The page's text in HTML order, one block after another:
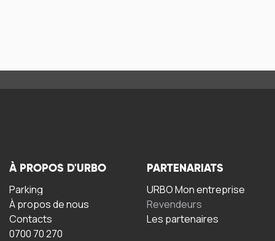
À PROPOS D'URBO
Parking
À propos de nous
Contacts
0700 70 270
PARTENARIATS
URBO Mon entreprise
Revendeurs
Les partenaires